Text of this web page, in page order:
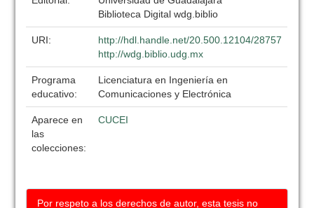
Biblioteca Digital wdg.biblio
URI:
http://hdl.handle.net/20.500.12104/28757
http://wdg.biblio.udg.mx
Programa
educativo:
Licenciatura en Ingeniería en
Comunicaciones y Electrónica
Aparece en
las
colecciones:
CUCEI
Por respeto a los derechos de autor, esta tesis no